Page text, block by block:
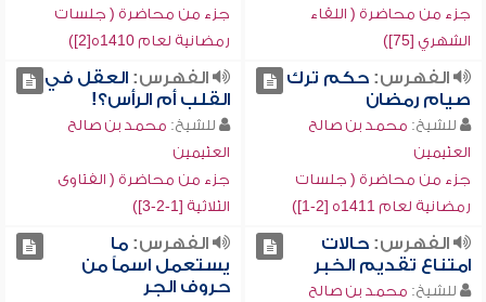
جزء من محاضرة ( اللقاء
الشهري [75])
جزء من محاضرة ( جلسات
رمضانية لعام 1410ه[2])
الفهرس:حكم ترك
صيام رمضان
للشيخ: محمد بن صالح
العثيمين
جزء من محاضرة ( جلسات
رمضانية لعام 1411ه [2-1])
الفهرس:العقل في
القلب أم الرأس؟!
للشيخ: محمد بن صالح
العثيمين
جزء من محاضرة ( الفتاوى
الثلاثية [1-2-3])
الفهرس:حالات
امتناع تقديم الخبر
للشيخ: محمد بن صالح
الفهرس:ما
يستعمل اسماً من
حروف الجر